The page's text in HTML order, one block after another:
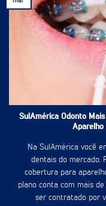
SulAmérica Odonto
Aparelho
Na SulAmérica você
dentais do mercado.
cobertura para
plano conta com mais
ser contratado por